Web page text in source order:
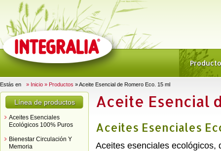
Estás en » Inicio » Productos » Aceite Esencial de Romero Eco. 15 ml
Línea de productos
Aceites Esenciales
Ecológicos 100% Puros
Bienestar Circulación Y
Memoria
Aceite Esencial
Aceites Esenciales
Aceites esenciales ecológicos,